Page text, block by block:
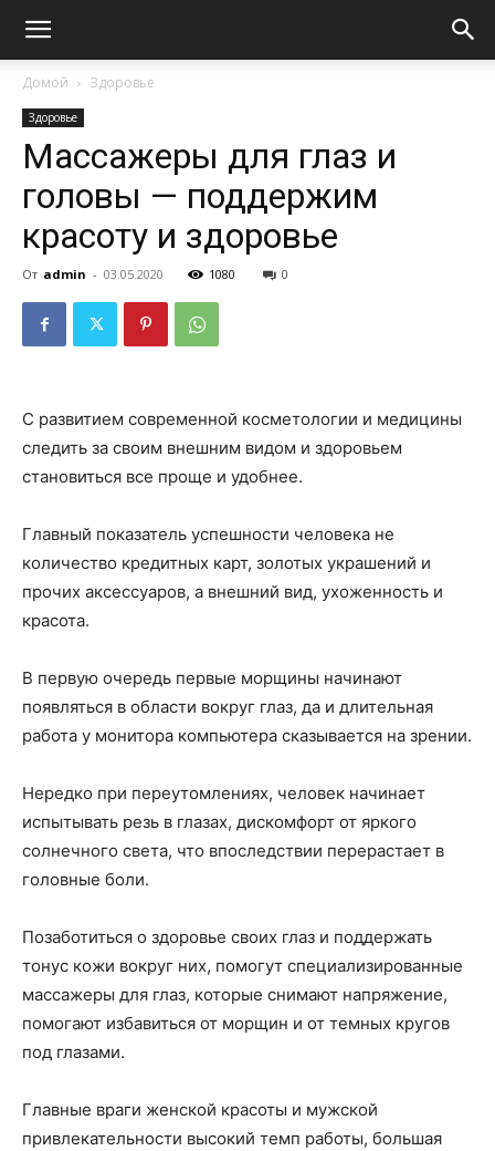
Домой Здоровье
Здоровье
Массажеры для глаз и
головы — поддержим
красоту и здоровье
От admin - 03.05.2020 1080 0
С развитием современной косметологии и медицины
следить за своим внешним видом и здоровьем
становиться все проще и удобнее.
Главный показатель успешности человека не
количество кредитных карт, золотых украшений и
прочих аксессуаров, а внешний вид, ухоженность и
красота.
В первую очередь первые морщины начинают
появляться в области вокруг глаз, да и длительная
работа у монитора компьютера сказывается на зрении.
Нередко при переутомлениях, человек начинает
испытывать резь в глазах, дискомфорт от яркого
солнечного света, что впоследствии перерастает в
головные боли.
Позаботиться о здоровье своих глаз и поддержать
тонус кожи вокруг них, помогут специализированные
массажеры для глаз, которые снимают напряжение,
помогают избавиться от морщин и от темных кругов
под глазами.
Главные враги женской красоты и мужской
привлекательности высокий темп работы, большая